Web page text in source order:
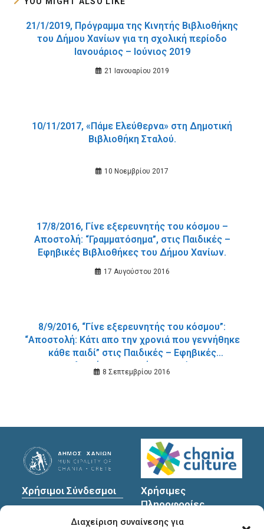
Διαχείριση συναίνεσης για
21/1/2019, Πρόγραμμα της Κινητής Βιβλιοθήκης
του Δήμου Χανίων για τη σχολική περίοδο
Ιανουάριος – Ιούνιος 2019
21 Ιανουαρίου 2019
10/11/2017, «Πάμε Ελεύθερνα» στη Δημοτική
Βιβλιοθήκη Σταλού.
10 Νοεμβρίου 2017
17/8/2016, Γίνε εξερευνητής του κόσμου –
Αποστολή: “Γραμματόσημα”, στις Παιδικές –
Εφηβικές Βιβλιοθήκες του Δήμου Χανίων.
17 Αυγούστου 2016
8/9/2016, “Γίνε εξερευνητής του κόσμου”:
“Αποστολή: Κάτι απο την χρονιά που γεννήθηκε
κάθε παιδί” στις Παιδικές – Εφηβικές
Βιβλιοθήκες του Δήμου Χανίων.
8 Σεπτεμβρίου 2016
Χρήσιμοι Σύνδεσμοι
Προσωπικών
Χρήσιμες
Πληροφορίες
Διεύθυνση